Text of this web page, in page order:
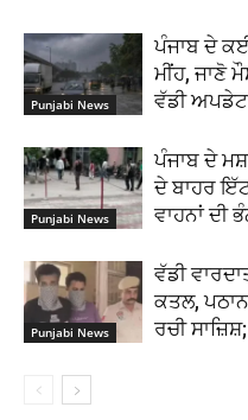
Punjabi News
ਪੰਜਾਬ ਦੇ
ਮੀਂਹ, ਜਾਣੋ
ਵੱਡੀ
Punjabi News
ਪੰਜਾਬ ਦੇ
ਦੇ ਬਾਹਰ
ਵਾਹਨਾਂ ਦੀ
Punjabi News
ਵੱਡੀ
ਕਤਲ,
ਰਚੀ